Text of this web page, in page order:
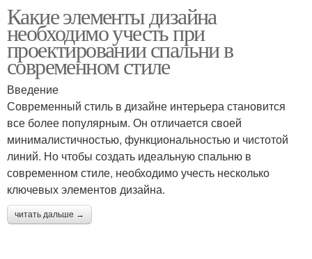
Какие элементы дизайна
необходимо учесть при
проектировании спальни в
современном стиле
Введение
Современный стиль в дизайне интерьера становится
все более популярным. Он отличается своей
минималистичностью, функциональностью и чистотой
линий. Но чтобы создать идеальную спальню в
современном стиле, необходимо учесть несколько
ключевых элементов дизайна.
читать дальше →